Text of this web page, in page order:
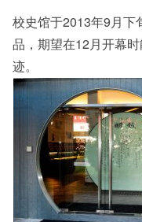
校史馆于2013年9月下
品，期望在12月开幕
迹。